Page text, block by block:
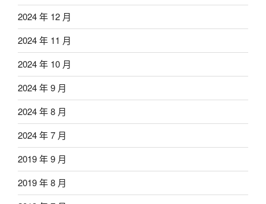
2024 年 12 月
2024 年 11 月
2024 年 10 月
2024 年 9 月
2024 年 8 月
2024 年 7 月
2019 年 9 月
2019 年 8 月